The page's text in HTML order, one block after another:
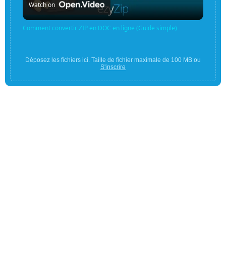
Video
Watch on
Comment convertir ZIP en DOC en ligne (Guide simple)
Déposez les fichiers ici. Taille de fichier maximale de 100 MB ou
S'inscrire